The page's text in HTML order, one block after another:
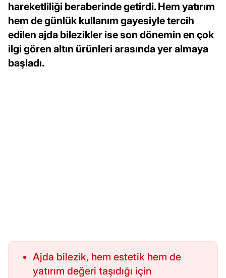
hareketliliği beraberinde getirdi. Hem yatırım
hem de günlük kullanım gayesiyle tercih
edilen ajda bilezikler ise son dönemin en çok
ilgi gören altın ürünleri arasında yer almaya
başladı.
Ajda bilezik, hem estetik hem de
yatırım değeri taşıdığı için